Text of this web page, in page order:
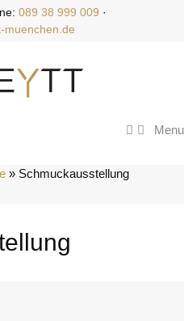
089 38 999 009 ·
muenchen.de
Menu
» Schmuckausstellung